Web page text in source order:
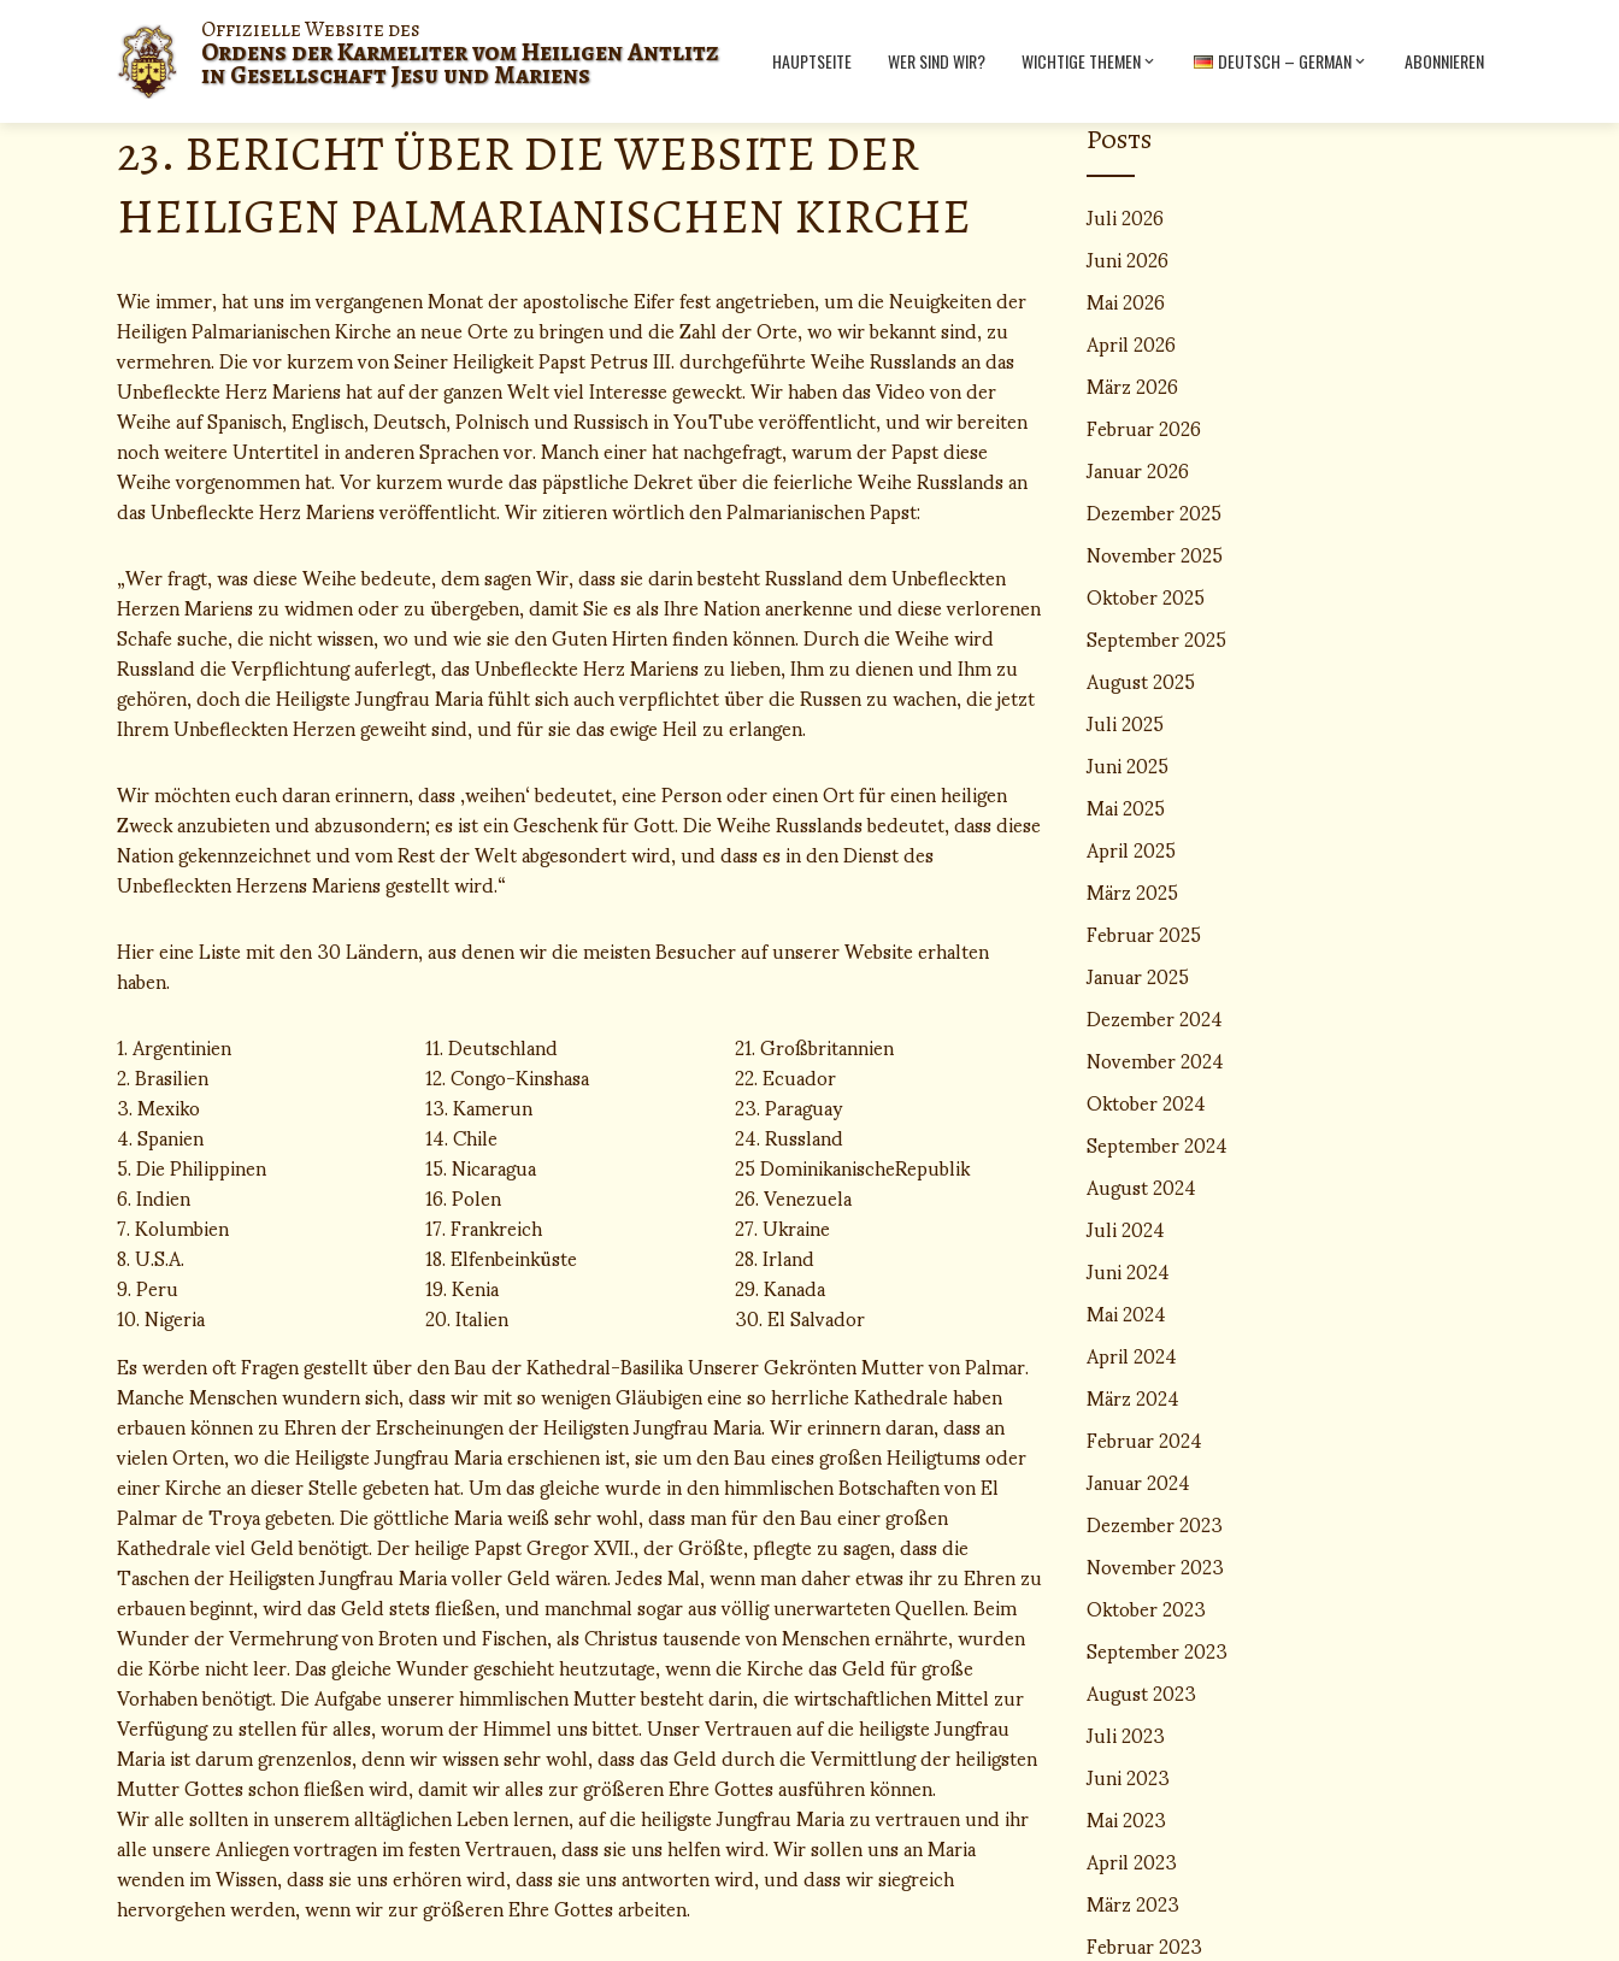
Offizielle Website des
Ordens der Karmeliter vom Heiligen Antlitz
in Gesellschaft Jesu und Mariens HAUPTSEITE WER SIND WIR? WICHTIGE THEMEN DEUTSCH – GERMAN ABONNIEREN
23. BERICHT ÜBER DIE WEBSITE DER
HEILIGEN PALMARIANISCHEN KIRCHE
Wie immer, hat uns im vergangenen Monat der apostolische Eifer fest angetrieben, um die Neuigkeiten der
Heiligen Palmarianischen Kirche an neue Orte zu bringen und die Zahl der Orte, wo wir bekannt sind, zu
vermehren. Die vor kurzem von Seiner Heiligkeit Papst Petrus III. durchgeführte Weihe Russlands an das
Unbefleckte Herz Mariens hat auf der ganzen Welt viel Interesse geweckt. Wir haben das Video von der
Weihe auf Spanisch, Englisch, Deutsch, Polnisch und Russisch in YouTube veröffentlicht, und wir bereiten
noch weitere Untertitel in anderen Sprachen vor. Manch einer hat nachgefragt, warum der Papst diese
Weihe vorgenommen hat. Vor kurzem wurde das päpstliche Dekret über die feierliche Weihe Russlands an
das Unbefleckte Herz Mariens veröffentlicht. Wir zitieren wörtlich den Palmarianischen Papst:
„Wer fragt, was diese Weihe bedeute, dem sagen Wir, dass sie darin besteht Russland dem Unbefleckten
Herzen Mariens zu widmen oder zu übergeben, damit Sie es als Ihre Nation anerkenne und diese verlorenen
Schafe suche, die nicht wissen, wo und wie sie den Guten Hirten finden können. Durch die Weihe wird
Russland die Verpflichtung auferlegt, das Unbefleckte Herz Mariens zu lieben, Ihm zu dienen und Ihm zu
gehören, doch die Heiligste Jungfrau Maria fühlt sich auch verpflichtet über die Russen zu wachen, die jetzt
Ihrem Unbefleckten Herzen geweiht sind, und für sie das ewige Heil zu erlangen.
Wir möchten euch daran erinnern, dass ‚weihen‘ bedeutet, eine Person oder einen Ort für einen heiligen
Zweck anzubieten und abzusondern; es ist ein Geschenk für Gott. Die Weihe Russlands bedeutet, dass diese
Nation gekennzeichnet und vom Rest der Welt abgesondert wird, und dass es in den Dienst des
Unbefleckten Herzens Mariens gestellt wird.“
Hier eine Liste mit den 30 Ländern, aus denen wir die meisten Besucher auf unserer Website erhalten
haben.
1. Argentinien
11. Deutschland 21. Großbritannien
2. Brasilien 12. Congo-Kinshasa 22. Ecuador
3. Mexiko 13. Kamerun 23. Paraguay
4. Spanien 14. Chile 24. Russland
5. Die Philippinen 15. Nicaragua 25 DominikanischeRepublik
6. Indien 16. Polen 26. Venezuela
7. Kolumbien 17. Frankreich 27. Ukraine
8. U.S.A. 18. Elfenbeinküste 28. Irland
9. Peru 19. Kenia 29. Kanada
10. Nigeria 20. Italien
30. El Salvador
Es werden oft Fragen gestellt über den Bau der Kathedral-Basilika Unserer Gekrönten Mutter von Palmar.
Manche Menschen wundern sich, dass wir mit so wenigen Gläubigen eine so herrliche Kathedrale haben
erbauen können zu Ehren der Erscheinungen der Heiligsten Jungfrau Maria. Wir erinnern daran, dass an
vielen Orten, wo die Heiligste Jungfrau Maria erschienen ist, sie um den Bau eines großen Heiligtums oder
einer Kirche an dieser Stelle gebeten hat. Um das gleiche wurde in den himmlischen Botschaften von El
Palmar de Troya gebeten. Die göttliche Maria weiß sehr wohl, dass man für den Bau einer großen
Kathedrale viel Geld benötigt. Der heilige Papst Gregor XVII., der Größte, pflegte zu sagen, dass die
Taschen der Heiligsten Jungfrau Maria voller Geld wären. Jedes Mal, wenn man daher etwas ihr zu Ehren zu
erbauen beginnt, wird das Geld stets fließen, und manchmal sogar aus völlig unerwarteten Quellen. Beim
Wunder der Vermehrung von Broten und Fischen, als Christus tausende von Menschen ernährte, wurden
die Körbe nicht leer. Das gleiche Wunder geschieht heutzutage, wenn die Kirche das Geld für große
Vorhaben benötigt. Die Aufgabe unserer himmlischen Mutter besteht darin, die wirtschaftlichen Mittel zur
Verfügung zu stellen für alles, worum der Himmel uns bittet. Unser Vertrauen auf die heiligste Jungfrau
Maria ist darum grenzenlos, denn wir wissen sehr wohl, dass das Geld durch die Vermittlung der heiligsten
Mutter Gottes schon fließen wird, damit wir alles zur größeren Ehre Gottes ausführen können.
Wir alle sollten in unserem alltäglichen Leben lernen, auf die heiligste Jungfrau Maria zu vertrauen und ihr
alle unsere Anliegen vortragen im festen Vertrauen, dass sie uns helfen wird. Wir sollen uns an Maria
wenden im Wissen, dass sie uns erhören wird, dass sie uns antworten wird, und dass wir siegreich
hervorgehen werden, wenn wir zur größeren Ehre Gottes arbeiten.
Posts
Juli 2026
Juni 2026
Mai 2026
April 2026
März 2026
Februar 2026
Januar 2026
Dezember 2025
November 2025
Oktober 2025
September 2025
August 2025
Juli 2025
Juni 2025
Mai 2025
April 2025
März 2025
Februar 2025
Januar 2025
Dezember 2024
November 2024
Oktober 2024
September 2024
August 2024
Juli 2024
Juni 2024
Mai 2024
April 2024
März 2024
Februar 2024
Januar 2024
Dezember 2023
November 2023
Oktober 2023
September 2023
August 2023
Juli 2023
Juni 2023
Mai 2023
April 2023
März 2023
Februar 2023